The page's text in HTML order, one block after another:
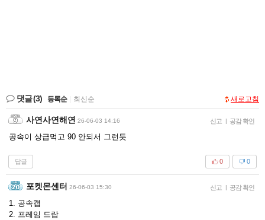
댓글(3) 등록순 최신순 새로고침
사연사연해연 26-06-03 14:16 신고 | 공감 확인
공속이 상급먹고 90 안되서 그런듯
답글 0
0
포켓몬센터 26-06-03 15:30 신고 | 공감 확인
1. 공속캡
2. 프레임 드랍